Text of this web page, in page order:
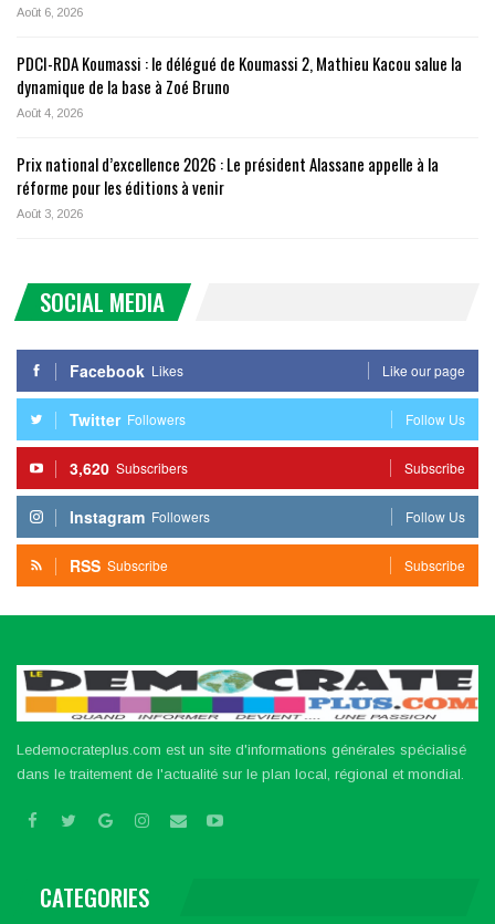
Août 6, 2026
PDCI-RDA Koumassi : le délégué de Koumassi 2, Mathieu Kacou salue la
dynamique de la base à Zoé Bruno
Août 4, 2026
Prix national d’excellence 2026 : Le président Alassane appelle à la
réforme pour les éditions à venir
Août 3, 2026
SOCIAL MEDIA
Facebook Likes Like our page
Twitter Followers Follow Us
3,620 Subscribers Subscribe
Instagram Followers Follow Us
RSS Subscribe Subscribe
Ledemocrateplus.com est un site d'informations générales spécialisé
dans le traitement de l'actualité sur le plan local, régional et mondial.
CATEGORIES